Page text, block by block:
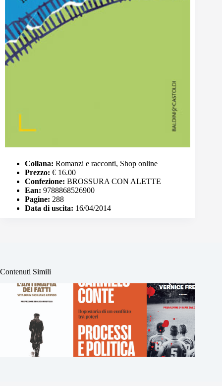
Collana: Romanzi e racconti, Shop online
Prezzo: € 16.00
Confezione: BROSSURA CON ALETTE
Ean: 9788868526900
Pagine: 288
Data di uscita: 16/04/2014
Contenuti Simili